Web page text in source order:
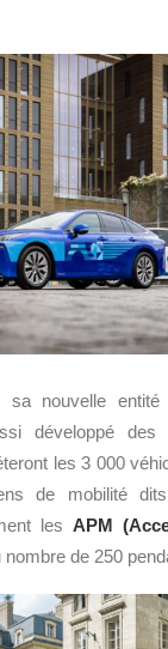
sa nouvelle entité
développé des
les 3 000
de mobilité
les APM
nombre de 250